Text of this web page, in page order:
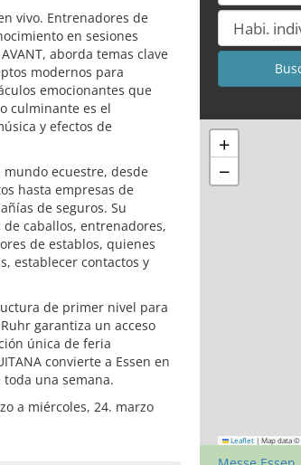
vivo. Entrenadores de
en sesiones
aborda temas clave
modernos para
emocionantes que
culminante es el
y efectos de
mundo ecuestre, desde
hasta empresas de
de seguros. Su
caballos, entrenadores,
de establos, quienes
establecer contactos y
de primer nivel para
garantiza un acceso
única de feria
convierte a Essen en
una semana.
a miércoles, 24. marzo
+
−
Leaflet | Map data ©